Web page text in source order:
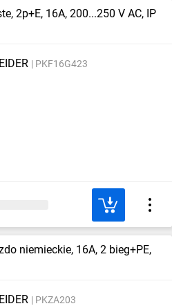
2p+E, 16A, 200...250 V AC, IP
PKF16G423
niemieckie, 16A, 2 bieg+PE,
PKZA203